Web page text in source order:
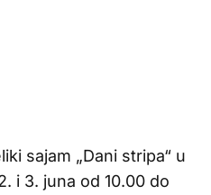
sajam „Dani stripa“ u
i 3. juna od 10.00 do